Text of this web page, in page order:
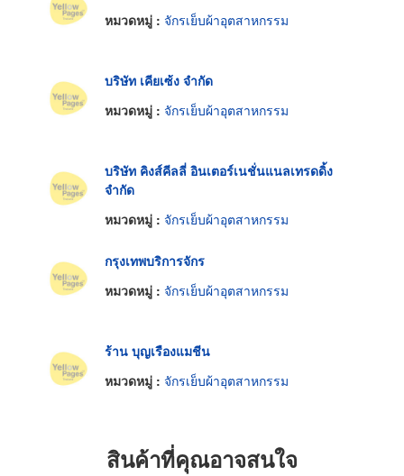
หมวดหมู่ : จักรเย็บผ้าอุตสาหกรรม
บริษัท เคียเซ้ง จำกัด
หมวดหมู่ : จักรเย็บผ้าอุตสาหกรรม
บริษัท คิงส์คีลลี่ อินเตอร์เนชั่นแนลเทรดดิ้ง
จำกัด
หมวดหมู่ : จักรเย็บผ้าอุตสาหกรรม
กรุงเทพบริการจักร
หมวดหมู่ : จักรเย็บผ้าอุตสาหกรรม
ร้าน บุญเรืองแมชีน
หมวดหมู่ : จักรเย็บผ้าอุตสาหกรรม
สินค้าที่คุณอาจสนใจ